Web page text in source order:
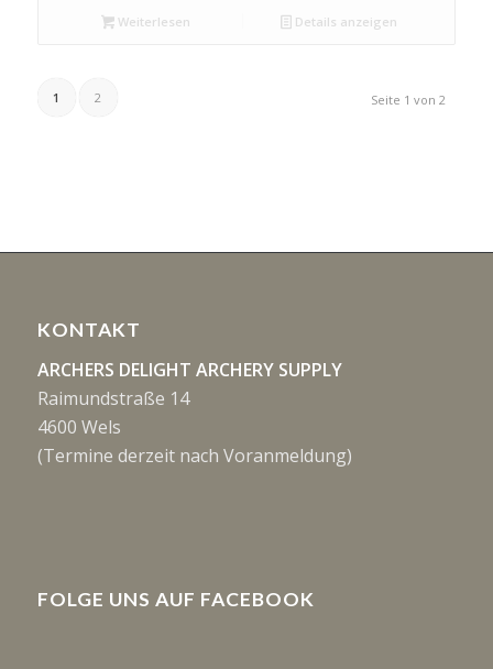
Weiterlesen Details anzeigen
Seite 1 von 2
1 2
KONTAKT
ARCHERS DELIGHT ARCHERY SUPPLY
Raimundstraße 14
4600 Wels
(Termine derzeit nach Voranmeldung)
FOLGE UNS AUF FACEBOOK